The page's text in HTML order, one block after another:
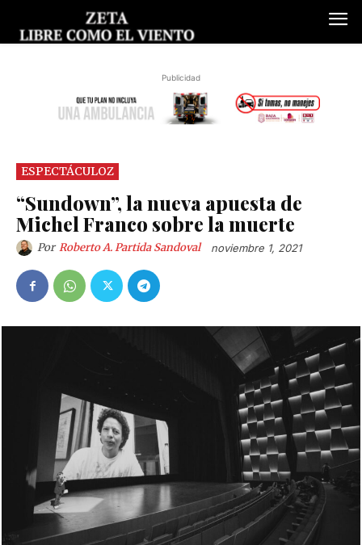
Publicidad
ESPECTÁCULOZ
“Sundown”, la nueva apuesta de
Michel Franco sobre la muerte
Por Roberto A. Partida Sandoval noviembre 1, 2021